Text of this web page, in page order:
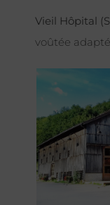
Vieil Hôpital
voûtée